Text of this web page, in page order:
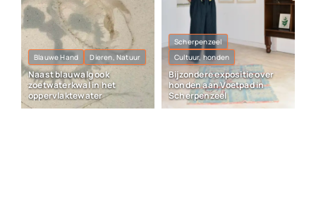
Blauwe Hand Dieren, Natuur
Naast blauwalg ook
zoetwaterkwal in het
oppervlaktewater
Scherpenzeel
Cultuur, honden
Bijzondere expositie over
honden aan Voetpad in
Scherpenzeel